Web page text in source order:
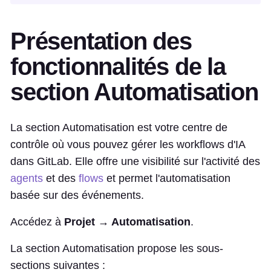
Présentation des
fonctionnalités de la
section Automatisation
La section Automatisation est votre centre de
contrôle où vous pouvez gérer les workflows d'IA
dans GitLab. Elle offre une visibilité sur l'activité des
agents et des flows et permet l'automatisation
basée sur des événements.
Accédez à Projet → Automatisation.
La section Automatisation propose les sous-
sections suivantes :